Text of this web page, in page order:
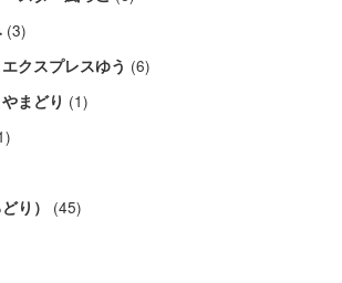
(3)
クスプレスゆう (6)
まどり (1)
り） (45)